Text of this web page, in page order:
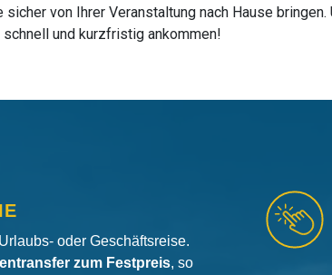
sicher von Ihrer Veranstaltung nach Hause
und kurzfristig ankommen!
oder Geschäftsreise.
zum Festpreis, so